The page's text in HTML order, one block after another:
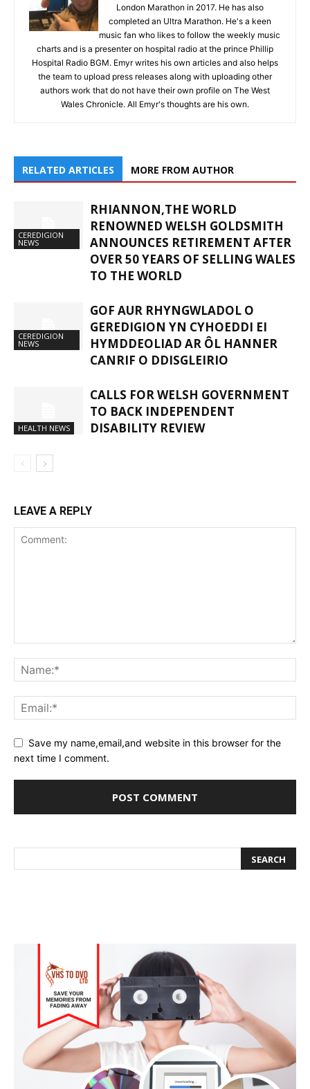
London Marathon in 2017. He has also
completed an Ultra Marathon. He's a keen
music fan who likes to follow the weekly music
charts and is a presenter on hospital radio at the prince Phillip
Hospital Radio BGM. Emyr writes his own articles and also helps
the team to upload press releases along with uploading other
authors work that do not have their own profile on The West
Wales Chronicle. All Emyr's thoughts are his own.
RELATED ARTICLES MORE FROM AUTHOR
CEREDIGION
NEWS
RHIANNON,THE WORLD
RENOWNED WELSH GOLDSMITH
ANNOUNCES RETIREMENT AFTER
OVER 50 YEARS OF SELLING WALES
TO THE WORLD
CEREDIGION
NEWS
GOF AUR RHYNGWLADOL O
GEREDIGION YN CYHOEDDI EI
HYMDDEOLIAD AR ÔL HANNER
CANRIF O DDISGLEIRIO
HEALTH NEWS
CALLS FOR WELSH GOVERNMENT
TO BACK INDEPENDENT
DISABILITY REVIEW
LEAVE A REPLY
Save my name,email,and website in this browser for the
next time I comment.